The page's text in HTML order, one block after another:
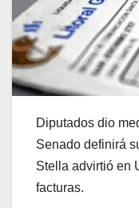
Diputados dio
Senado definirá
Stella advirtió en
facturas.